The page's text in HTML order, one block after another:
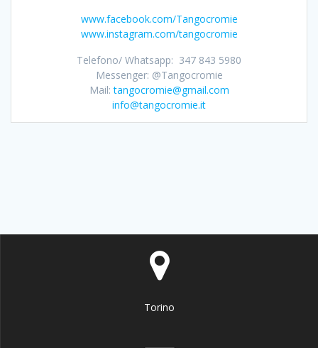
www.facebook.com/Tangocromie
www.instagram.com/tangocromie
Telefono/ Whatsapp: 347 843 5980
Messenger: @Tangocromie
Mail:tangocromie@gmail.com
info@tangocromie.it
Torino